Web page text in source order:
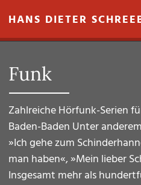
HANS DIETER
Funk
Zahlreiche Hörfunk-Serien
Baden-Baden Unter
»Ich gehe zum
man haben«, »Mein lieber
Insgesamt mehr als